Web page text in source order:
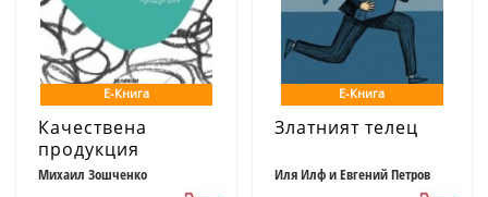
Е-Книга
Качествена
продукция
Михаил Зошченко
Е-Книга
Златният телец
Иля Илф и Евгений Петров